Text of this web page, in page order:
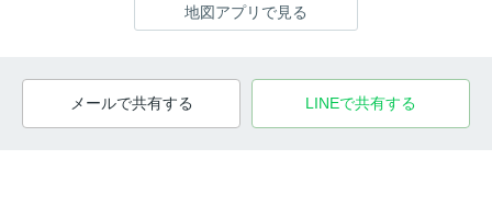
地図アプリで見る
メールで共有する LINEで共有する